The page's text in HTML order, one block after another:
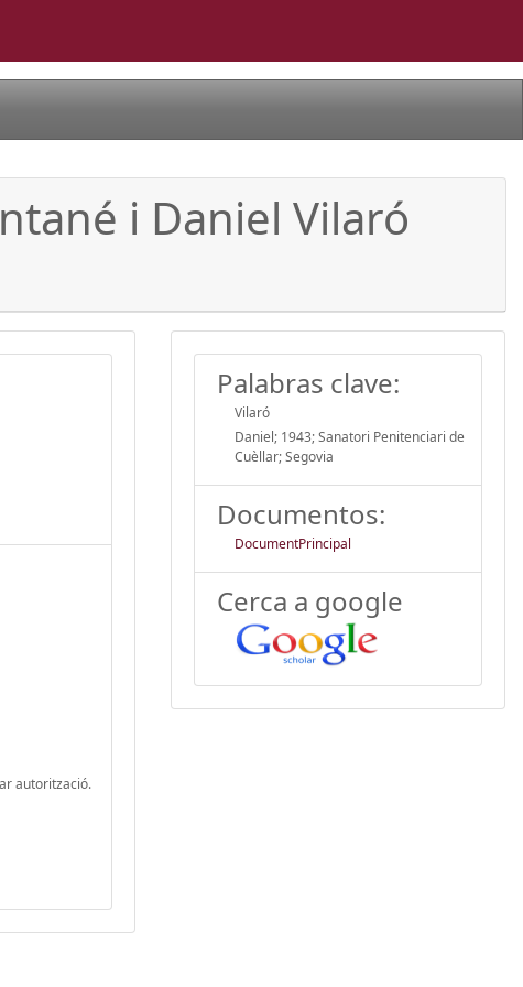
i Daniel Vilaró
autorització.
Palabras clave:
Vilaró
Daniel; 1943; Sanatori Penitenciari de
Cuèllar; Segovia
Documentos:
DocumentPrincipal
Cerca a google